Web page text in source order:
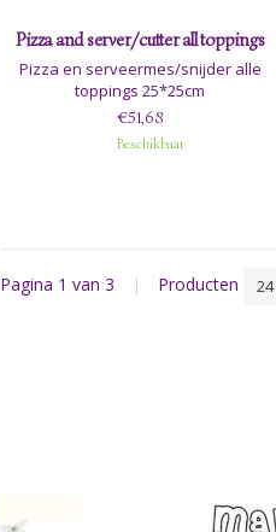
Pizza and server/cutter all toppings
Pizza en serveermes/snijder alle
toppings 25*25cm
€51,68
Beschikbaar
Pagina 1 van 3 | Producten 24